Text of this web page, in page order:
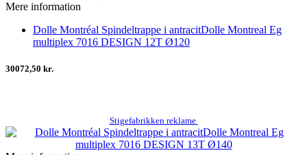
Mere information
Dolle Montréal Spindeltrappe i antracitDolle Montreal Eg
multiplex 7016 DESIGN 12T Ø120
30072,50 kr.
Stigefabrikken reklame